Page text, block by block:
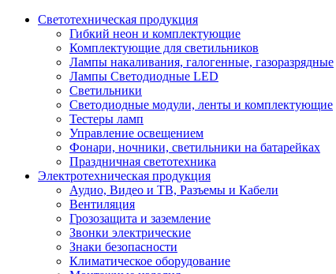
Светотехническая продукция
Гибкий неон и комплектующие
Комплектующие для светильников
Лампы накаливания, галогенные, газоразрядные
Лампы Светодиодные LED
Светильники
Светодиодные модули, ленты и комплектующие
Тестеры ламп
Управление освещением
Фонари, ночники, светильники на батарейках
Праздничная светотехника
Электротехническая продукция
Аудио, Видео и ТВ, Разъемы и Кабели
Вентиляция
Грозозащита и заземление
Звонки электрические
Знаки безопасности
Климатическое оборудование